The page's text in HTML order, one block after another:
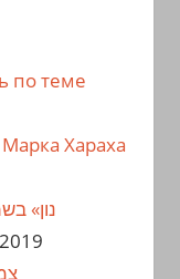
по теме
Хараха
«נון»